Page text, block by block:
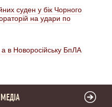
суден у бік Чорного
на удари по
в Новоросійську БпЛА